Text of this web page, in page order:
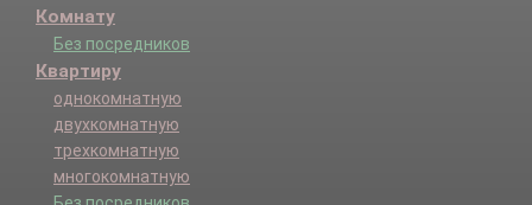
Комнату
Без посредников
Квартиру
однокомнатную
двухкомнатную
трехкомнатную
многокомнатную